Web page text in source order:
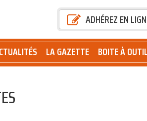
ADHÉREZ EN
LA GAZETTE BOITE À